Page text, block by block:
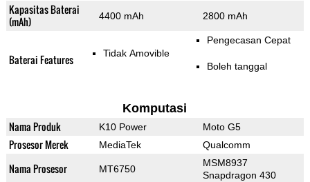
Kapasitas Baterai
(mAh)
4400 mAh 2800 mAh
Baterai Features Tidak Amovible
Pengecasan Cepat
Boleh tanggal
Komputasi
Nama Produk K10 Power Moto G5
Prosesor Merek MediaTek Qualcomm
Nama Prosesor MT6750
MSM8937
Snapdragon 430